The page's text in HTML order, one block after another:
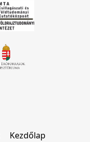
Kezdőlap